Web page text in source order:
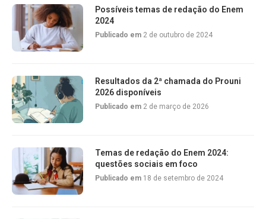
Possíveis temas de redação do Enem
2024
Publicado em 2 de outubro de 2024
Resultados da 2ª chamada do Prouni
2026 disponíveis
Publicado em 2 de março de 2026
Temas de redação do Enem 2024:
questões sociais em foco
Publicado em 18 de setembro de 2024